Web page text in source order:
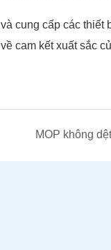
cung cấp các thiết
cam kết xuất sắc
MOP không